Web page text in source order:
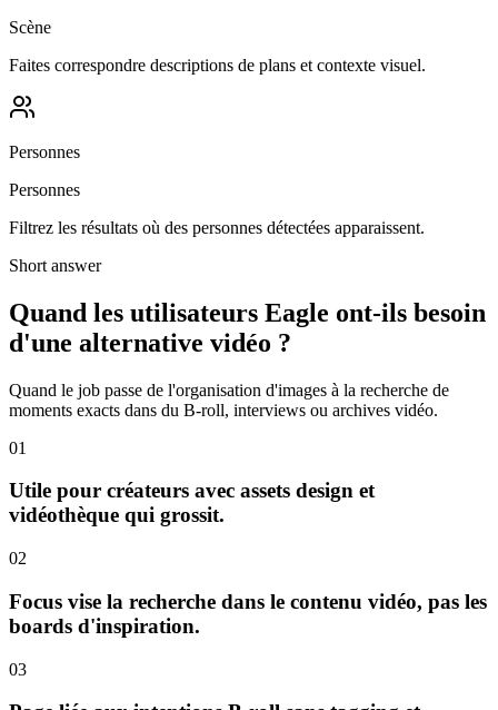
Scène
Faites correspondre descriptions de plans et contexte visuel.
Personnes
Personnes
Filtrez les résultats où des personnes détectées apparaissent.
Short answer
Quand les utilisateurs Eagle ont-ils besoin
d'une alternative vidéo ?
Quand le job passe de l'organisation d'images à la recherche de
moments exacts dans du B-roll, interviews ou archives vidéo.
01
Utile pour créateurs avec assets design et
vidéothèque qui grossit.
02
Focus vise la recherche dans le contenu vidéo, pas les
boards d'inspiration.
03